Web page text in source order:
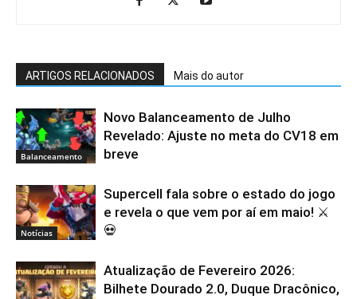
ARTIGOS RELACIONADOS Mais do autor
Balanceamento
Novo Balanceamento de Julho
Revelado: Ajuste no meta do CV18 em
breve
Notícias
Supercell fala sobre o estado do jogo
e revela o que vem por aí em maio! ⚔️
💀
Atualização de Fevereiro 2026:
Bilhete Dourado 2.0, Duque Dracônico,